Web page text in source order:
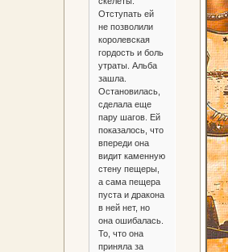
Отступать ей
не позволили
королевская
гордость и боль
утраты. Альба
зашла.
Остановилась,
сделала еще
пару шагов. Ей
показалось, что
впереди она
видит каменную
стену пещеры,
а сама пещера
пуста и дракона
в ней нет, но
она ошибалась.
То, что она
приняла за